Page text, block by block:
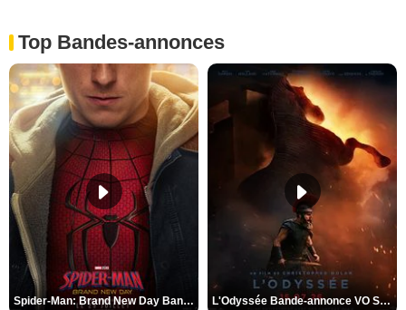
Top Bandes-annonces
Spider-Man: Brand New Day Bande-annonce VO STFR L'Odyssée Bande-annonce VO STFR